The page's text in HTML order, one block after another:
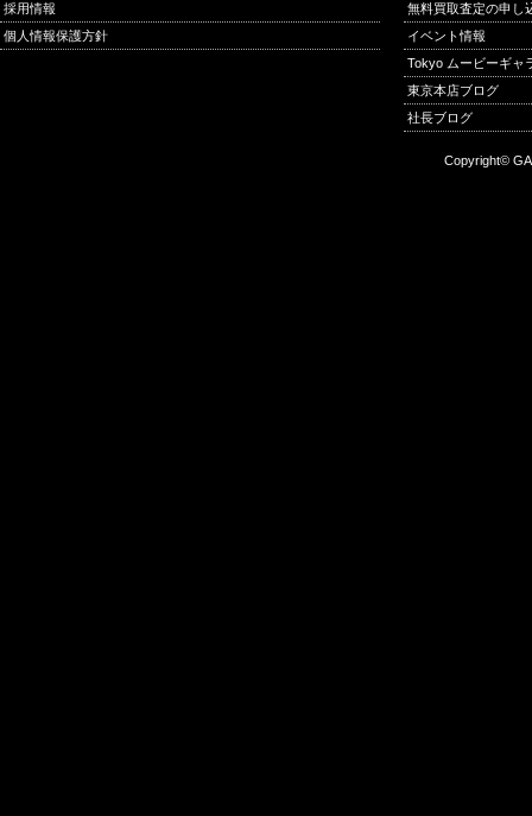
採用情報
個人情報保護方針
無料買取査定の申し
イベント情報
Tokyo ムービーギャ
東京本店ブログ
社長ブログ
Copyright©